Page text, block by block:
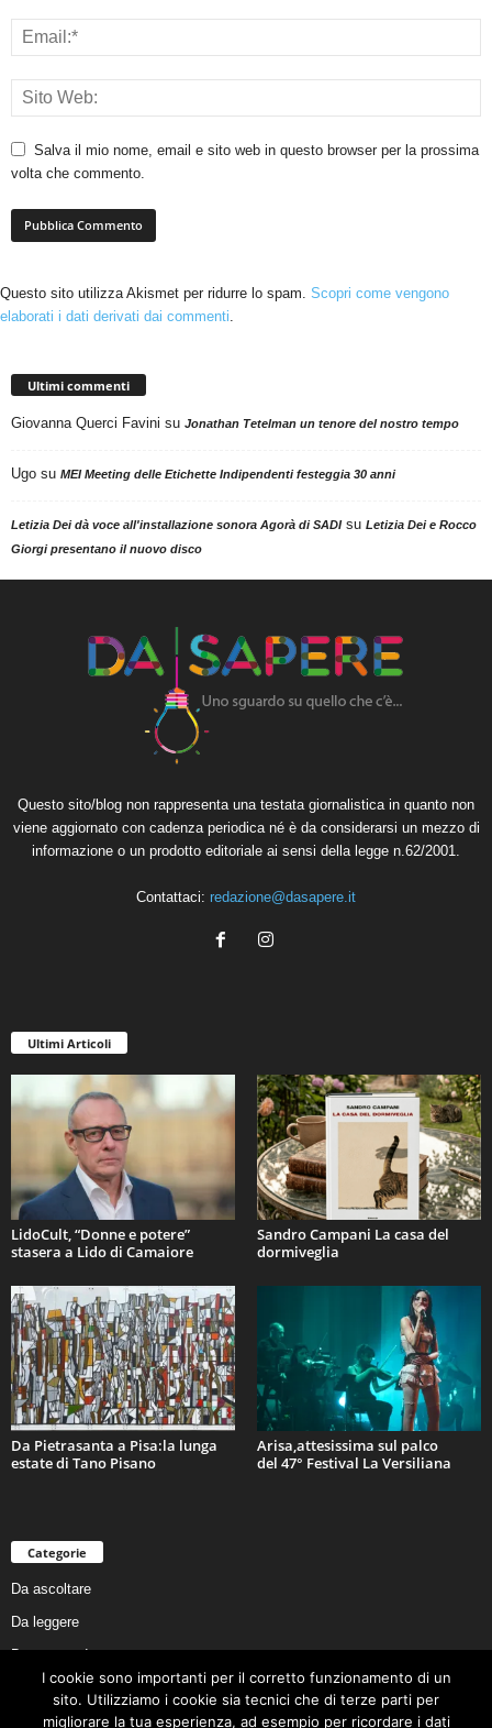
Salva il mio nome, email e sito web in questo browser per la prossima
volta che commento.
Questo sito utilizza Akismet per ridurre lo spam. Scopri come vengono
elaborati i dati derivati dai commenti.
Ultimi commenti
Giovanna Querci Favini su Jonathan Tetelman un tenore del nostro tempo
Ugo su MEI Meeting delle Etichette Indipendenti festeggia 30 anni
Letizia Dei dà voce all'installazione sonora Agorà di SADIsu Letizia Dei e Rocco
Giorgi presentano il nuovo disco
Questo sito/blog non rappresenta una testata giornalistica in quanto non
viene aggiornato con cadenza periodica né è da considerarsi un mezzo di
informazione o un prodotto editoriale ai sensi della legge n.62/2001.
Contattaci: redazione@dasapere.it
Ultimi Articoli
LidoCult, “Donne e potere”
stasera a Lido di Camaiore
Sandro Campani La casa del
dormiveglia
Da Pietrasanta a Pisa:la lunga
estate di Tano Pisano
Arisa,attesissima sul palco
del 47° Festival La Versiliana
Categorie
Da ascoltare
Da leggere
Da non perdere
Da conoscere
Da preservare
I cookie sono importanti per il corretto funzionamento di un
sito. Utilizziamo i cookie sia tecnici che di terze parti per
migliorare la tua esperienza, ad esempio per ricordare i dati